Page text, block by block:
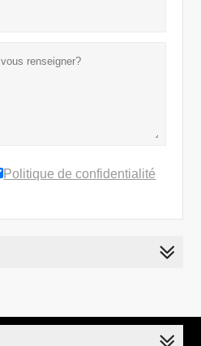
Politique de confidentialité